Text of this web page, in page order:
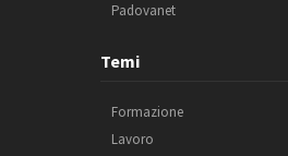
Padovanet
Temi
Formazione
Lavoro